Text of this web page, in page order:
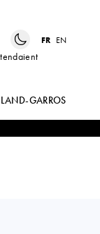
FR EN
GARROS